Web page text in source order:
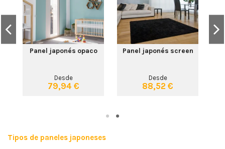
Tipos de paneles japoneses
Panel japonés opaco
Desde
79,94 €
Panel japonés screen
Desde
88,52 €